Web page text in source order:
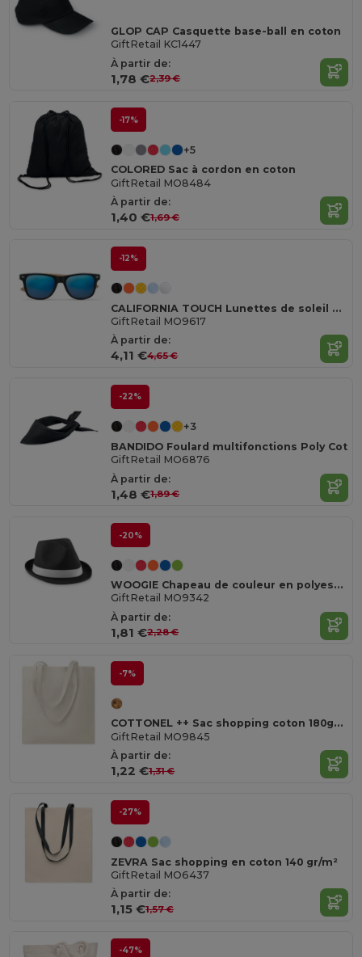
GLOP CAP Casquette base-ball en coton
GiftRetail KC1447
À partir de:
1,78 €2,39 €
-17%
+5
COLORED Sac à cordon en coton
GiftRetail MO8484
À partir de:
1,40 €1,69 €
-12%
CALIFORNIA TOUCH Lunettes de soleil en bambou
GiftRetail MO9617
À partir de:
4,11 €4,65 €
-22%
+3
BANDIDO Foulard multifonctions Poly Cot
GiftRetail MO6876
À partir de:
1,48 €1,89 €
-20%
WOOGIE Chapeau de couleur en polyester
GiftRetail MO9342
À partir de:
1,81 €2,28 €
-7%
COTTONEL ++ Sac shopping coton 180gr/m²
GiftRetail MO9845
À partir de:
1,22 €1,31 €
-27%
ZEVRA Sac shopping en coton 140 gr/m²
GiftRetail MO6437
À partir de:
1,15 €1,57 €
-47%